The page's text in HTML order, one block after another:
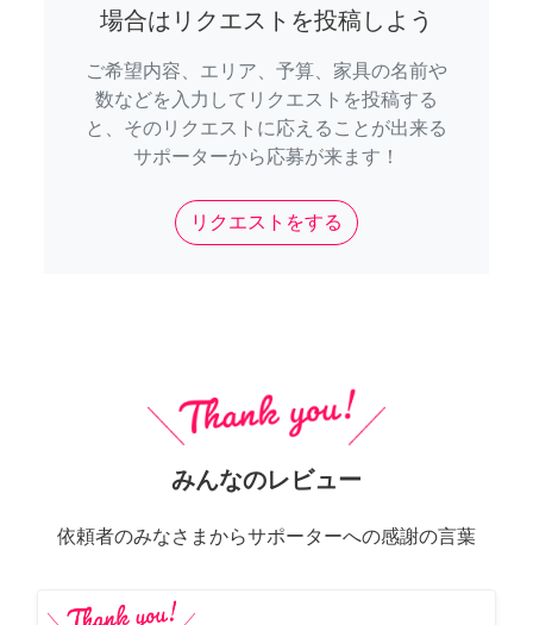
場合はリクエストを投稿しよう
ご希望内容、エリア、予算、家具の名前や
数などを入力してリクエストを投稿する
と、そのリクエストに応えることが出来る
サポーターから応募が来ます！
リクエストをする
みんなのレビュー
依頼者のみなさまからサポーターへの感謝の言葉